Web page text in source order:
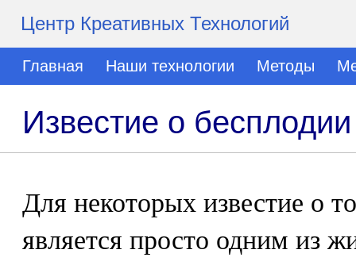
Центр Креативных Технологий
Главная Наши технологии Методы
Известие о бесплодии
Для некоторых известие о
является просто одним из